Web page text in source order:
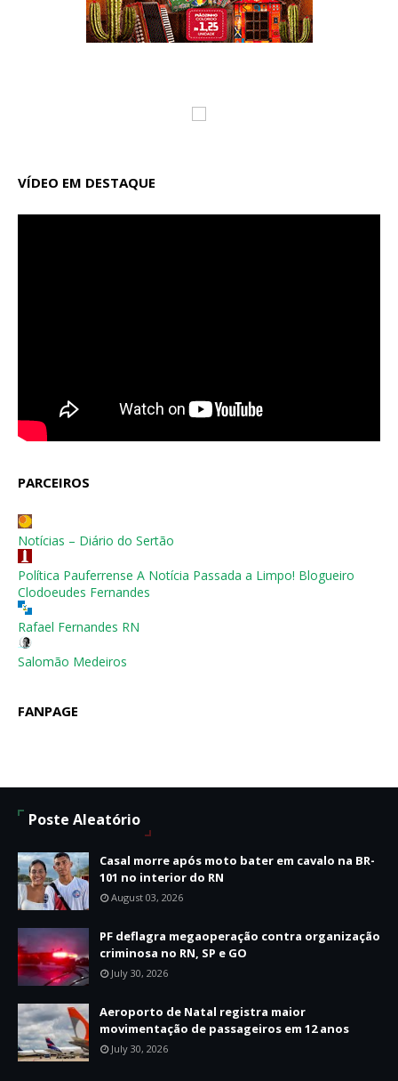
VÍDEO EM DESTAQUE
PARCEIROS
Notícias – Diário do Sertão
Política Pauferrense A Notícia Passada a Limpo! Blogueiro
Clodoeudes Fernandes
Rafael Fernandes RN
Salomão Medeiros
FANPAGE
Poste Aleatório
Casal morre após moto bater em cavalo na BR-
101 no interior do RN
August 03, 2026
PF deflagra megaoperação contra organização
criminosa no RN, SP e GO
July 30, 2026
Aeroporto de Natal registra maior
movimentação de passageiros em 12 anos
July 30, 2026